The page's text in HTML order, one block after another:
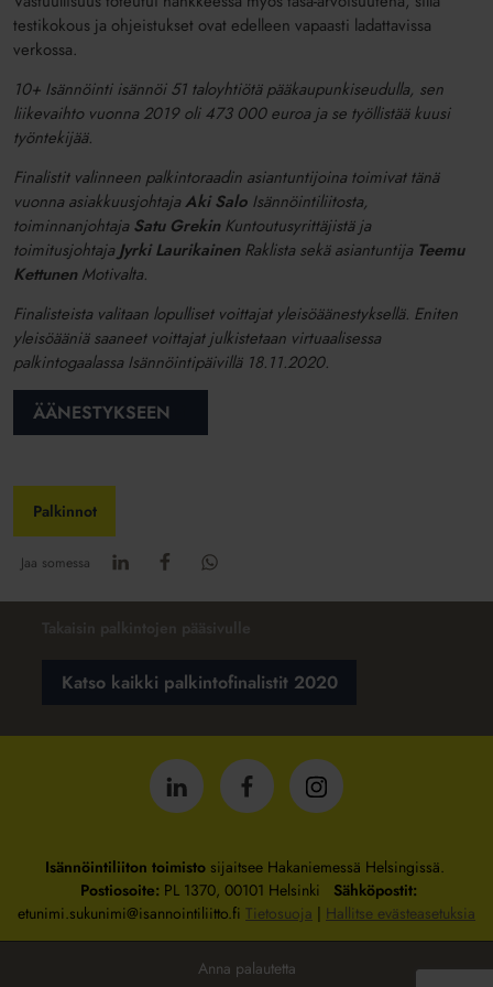
testikokous ja ohjeistukset ovat edelleen vapaasti ladattavissa
verkossa.
10+ Isännöinti isännöi 51 taloyhtiötä pääkaupunkiseudulla, sen
liikevaihto vuonna 2019 oli 473 000 euroa ja se työllistää kuusi
työntekijää.
Finalistit valinneen palkintoraadin asiantuntijoina toimivat tänä
vuonna asiakkuusjohtajaAki Salo Isännöintiliitosta,
toiminnanjohtajaSatu GrekinKuntoutusyrittäjistä ja
toimitusjohtajaJyrki LaurikainenRaklista sekä asiantuntija Teemu
KettunenMotivalta.
Finalisteista valitaan lopulliset voittajat yleisöäänestyksellä. Eniten
yleisöääniä saaneet voittajat julkistetaan virtuaalisessa
palkintogaalassa Isännöintipäivillä 18.11.2020.
ÄÄNESTYKSEEN
Palkinnot
Jaa somessa
Katso kaikki palkintofinalistit 2020
IsännöintiliittoIsännöintiliittoIsännöintiliitto
Isännöintiliiton toimistosijaitsee Hakaniemessä Helsingissä.
Postiosoite: PL 1370, 00101 Helsinki Sähköpostit:
etunimi.sukunimi@isannointiliitto.fi Tietosuoja | Hallitse evästeasetuksia
Anna palautetta